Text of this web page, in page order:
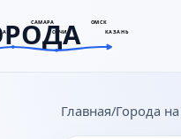
САМАРА ОМСК
СОЧИ КАЗАНЬ
na.ru
Главная Города